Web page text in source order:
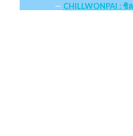
CHILLWONPAI :